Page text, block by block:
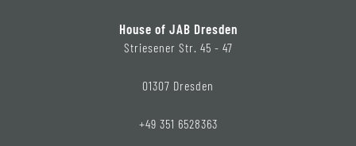
House of JAB Dresden
Striesener Str. 45 - 47
01307 Dresden
+49 351 6528363